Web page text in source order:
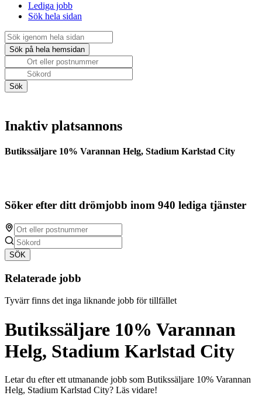
Lediga jobb
Sök hela sidan
Inaktiv platsannons
Butikssäljare 10% Varannan Helg, Stadium Karlstad City
Söker efter ditt drömjobb inom 940 lediga tjänster
SÖK
Relaterade jobb
Tyvärr finns det inga liknande jobb för tillfället
Butikssäljare 10% Varannan
Helg, Stadium Karlstad City
Letar du efter ett utmanande jobb som Butikssäljare 10% Varannan
Helg, Stadium Karlstad City? Läs vidare!